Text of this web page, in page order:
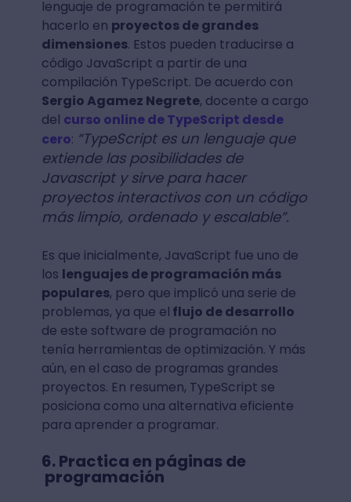
lenguaje de programación te permitirá
hacerlo en proyectos de grandes
dimensiones. Estos pueden traducirse a
código JavaScript a partir de una
compilación TypeScript. De acuerdo con
Sergio Agamez Negrete, docente a cargo
del curso online de TypeScript desde
cero: “TypeScript es un lenguaje que
extiende las posibilidades de
Javascript y sirve para hacer
proyectos interactivos con un código
más limpio, ordenado y escalable”.
Es que inicialmente, JavaScript fue uno de
los lenguajes de programación más
populares, pero que implicó una serie de
problemas, ya que el flujo de desarrollo
de este software de programación no
tenía herramientas de optimización. Y más
aún, en el caso de programas grandes
proyectos. En resumen, TypeScript se
posiciona como una alternativa eficiente
para aprender a programar.
6. Practica en páginas de
programación